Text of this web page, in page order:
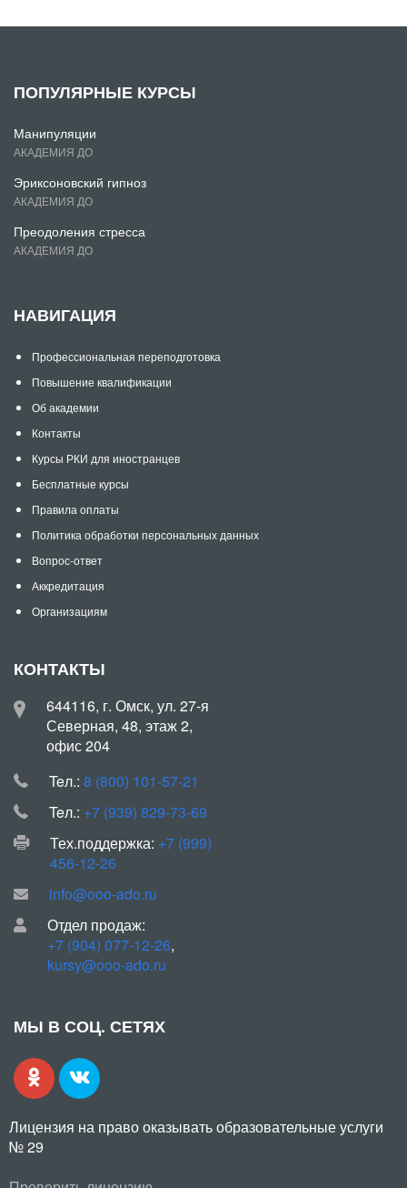
ПОПУЛЯРНЫЕ КУРСЫ
Манипуляции
АКАДЕМИЯ ДО
Эриксоновский гипноз
АКАДЕМИЯ ДО
Преодоления стресса
АКАДЕМИЯ ДО
НАВИГАЦИЯ
Профессиональная переподготовка
Повышение квалификации
Об академии
Контакты
Курсы РКИ для иностранцев
Бесплатные курсы
Правила оплаты
Политика обработки персональных данных
Вопрос-ответ
Аккредитация
Организациям
КОНТАКТЫ
644116, г. Омск, ул. 27-я
Северная, 48, этаж 2,
офис 204
Teл.: 8 (800) 101-57-21
Teл.: +7 (939) 829-73-69
Тех.поддержка: +7 (999)
456-12-26
info@ooo-ado.ru
Отдел продаж:
+7 (904) 077-12-26,
kursy@ooo-ado.ru
МЫ В СОЦ. СЕТЯХ
Лицензия на право оказывать образовательные услуги
№ 29